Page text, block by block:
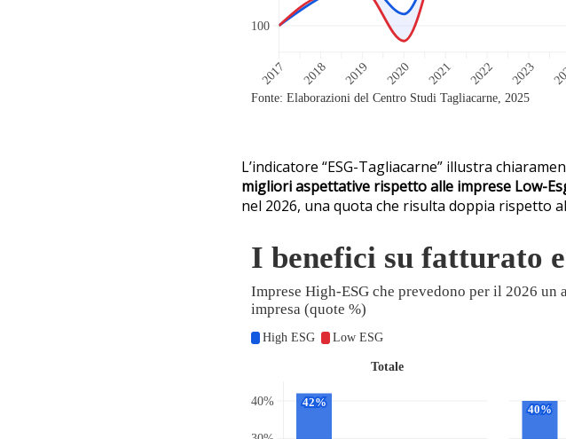
L’indicatore “ESG-Tagliacarne” illustra
migliori aspettative rispetto alle imprese Low-
nel 2026, una quota che risulta doppia rispetto